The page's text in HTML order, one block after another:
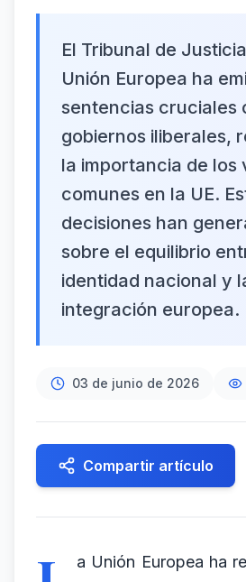
El Tribunal de
Unión Europea ha
sentencias cruciales
gobiernos iliberales,
la importancia de los
comunes en la UE.
decisiones han
sobre el equilibrio
identidad nacional y
integración europea.
03 de junio de 2026
Compartir artículo
a Unión Europea ha